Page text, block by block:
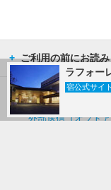
ラフォー
宿公式サイト
ご利用の前にお読
運営会社
外部送信（オプト